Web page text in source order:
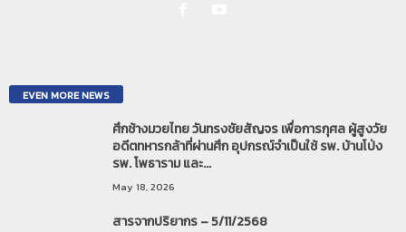
EVEN MORE NEWS
ศึกช้างมวยไทย วันทรงชัยสัญจร เพื่อการกุศล ผู้สูงวัย
อดีตทหารกล้าที่ผ่านศึก อุปกรณ์จำเป็นใช้ รพ. บ้านโป่ง
รพ. โพธาราม และ...
May 18, 2026
สารจากปริยากร – 5/11/2568